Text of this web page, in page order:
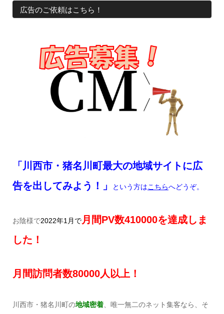
広告のご依頼はこちら！
「川西市・猪名川町最大の地域サイトに広
告を出してみよう！」
という方はこちらへどうぞ。
お陰様で2022年1 月で月間PV数410000を達成しま
した！
月間訪問者数80000人以上！
川西市・猪名川町の地域密着、唯一無二のネット集客なら、そ